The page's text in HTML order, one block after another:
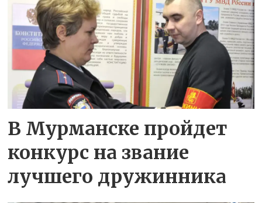
В Мурманске пройдет
конкурс на звание
лучшего дружинника